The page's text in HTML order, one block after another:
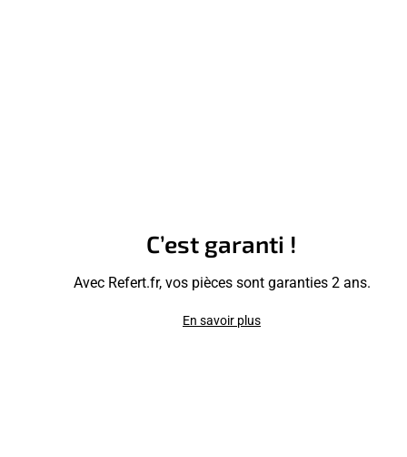
C’est garanti !
Avec Refert.fr, vos pièces sont garanties 2 ans.
En savoir plus